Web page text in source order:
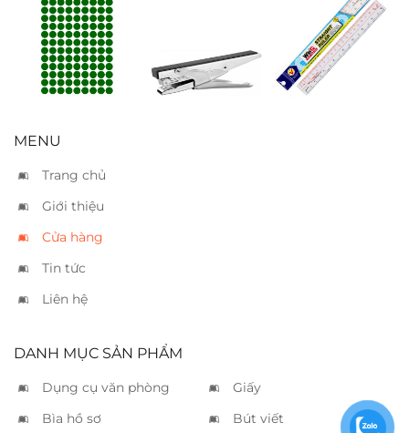
Nhãn decal
tròn xanh lá
9×12
Kanex HP45
Thước dẻo
WinQ 20cm
MENU
Trang chủ
Giới thiệu
Cửa hàng
Tin tức
Liên hệ
DANH MỤC SẢN PHẨM
Dụng cụ văn phòng
Giấy
Bìa hồ sơ
Bút viết